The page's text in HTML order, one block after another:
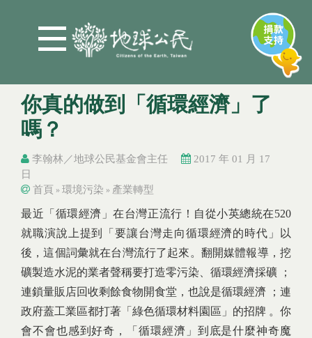
你真的做到「循環經濟」了
嗎？
李翰林／地球公民基金會主任
2017 年 01 月 17
日
您在這裡
首頁 » 環境污染 » 產業轉型
您在這裡
最近「循環經濟」在台灣正流行！自從小英總統在520
就職演說上提到「要讓台灣走向循環經濟的時代」以
後，這個詞彙就在台灣流行了起來。翻開媒體報導，挖
礦製造水泥的業者聲稱要打造零污染、循環經濟採礦 ；
連鎖量販店回收剩餘食物開食堂，也說是循環經濟 ；連
政府蓋工業區都打著「綠色循環材料園區」的招牌 。你
會不會也感到好奇，「循環經濟」到底是什麼神奇魔